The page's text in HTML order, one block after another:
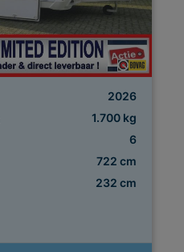
2026
1.700 kg
6
722 cm
232 cm